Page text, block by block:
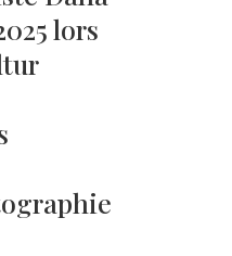
lors